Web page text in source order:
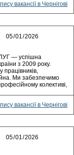
вакансії в Чернігові
— успішна
з 2009 року.
Ми забезпечимо
колективі,
вакансії в Чернігові